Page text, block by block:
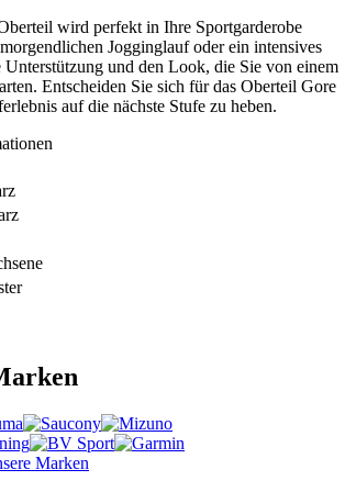
wird perfekt in Ihre Sportgarderobe
Jogginglauf oder ein intensives
Unterstützung und den Look, die Sie von einem
Entscheiden Sie sich für das Oberteil Gore
auf die nächste Stufe zu heben.
Marken